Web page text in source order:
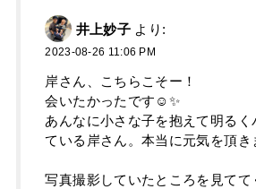
井上妙子 より:
2023-08-26 11:06 PM
岸さん、こちらこそー！
会いたかったです☺️✨
あんなに小さな子を抱えて明るく
ている岸さん。本当に元気を頂き
写真撮影していたところを見てて